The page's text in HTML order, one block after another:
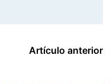
Artículo anterior